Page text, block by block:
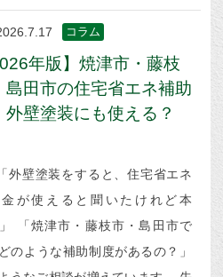
コラム
年版】焼津市・藤枝
島田市の住宅省エネ補助
外壁塗装にも使える？
「外壁塗装をすると、住宅省エネ
が使えると聞いたけれど本
「焼津市・藤枝市・島田市で
のような補助制度があるの？」